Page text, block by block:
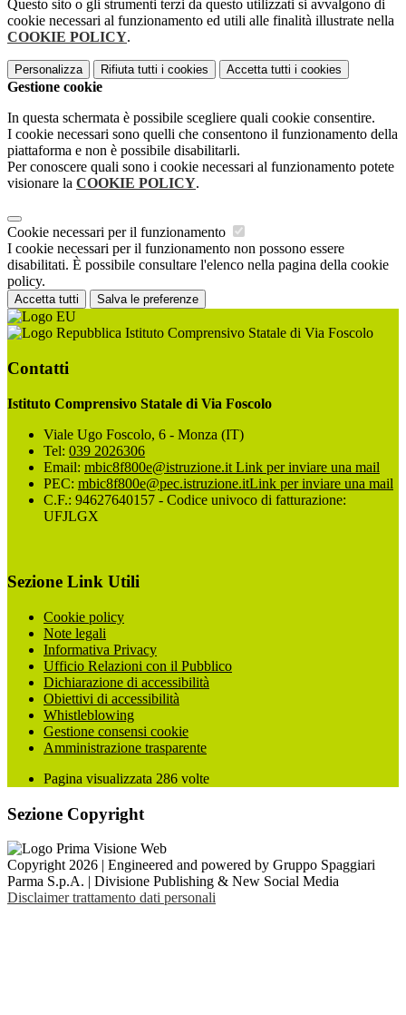
Questo sito o gli strumenti terzi da questo utilizzati si avvalgono di
cookie necessari al funzionamento ed utili alle finalità illustrate nella
COOKIE POLICY.
Personalizza Rifiuta tutti i cookies Accetta tutti i cookies
Gestione cookie
In questa schermata è possibile scegliere quali cookie consentire.
I cookie necessari sono quelli che consentono il funzionamento della
piattaforma e non è possibile disabilitarli.
Per conoscere quali sono i cookie necessari al funzionamento potete
visionare la COOKIE POLICY.
Cookie necessari per il funzionamento
I cookie necessari per il funzionamento non possono essere
disabilitati. È possibile consultare l'elenco nella pagina della cookie
policy.
Accetta tutti Salva le preferenze
Istituto Comprensivo Statale di Via Foscolo
Contatti
Istituto Comprensivo Statale di Via Foscolo
Viale Ugo Foscolo, 6 - Monza (IT)
Tel: 039 2026306
Email: mbic8f800e@istruzione.it Link per inviare una mail
PEC: mbic8f800e@pec.istruzione.itLink per inviare una mail
C.F.: 94627640157 - Codice univoco di fatturazione:
UFJLGX
Sezione Link Utili
Cookie policy
Note legali
Informativa Privacy
Ufficio Relazioni con il Pubblico
Dichiarazione di accessibilità
Obiettivi di accessibilità
Whistleblowing
Gestione consensi cookie
Amministrazione trasparente
Pagina visualizzata 286 volte
Sezione Copyright
Copyright 2026 | Engineered and powered by Gruppo Spaggiari
Parma S.p.A. | Divisione Publishing & New Social Media
Disclaimer trattamento dati personali